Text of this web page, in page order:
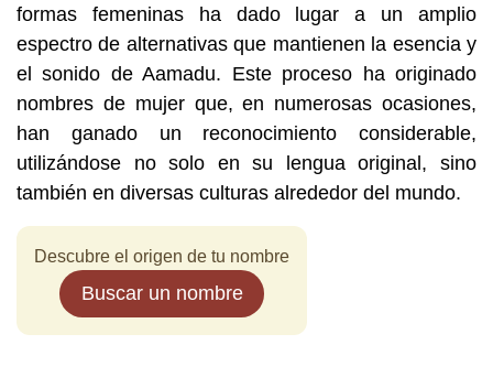
formas femeninas ha dado lugar a un amplio
espectro de alternativas que mantienen la esencia y
el sonido de Aamadu. Este proceso ha originado
nombres de mujer que, en numerosas ocasiones,
han ganado un reconocimiento considerable,
utilizándose no solo en su lengua original, sino
también en diversas culturas alrededor del mundo.
Descubre el origen de tu nombre
Buscar un nombre